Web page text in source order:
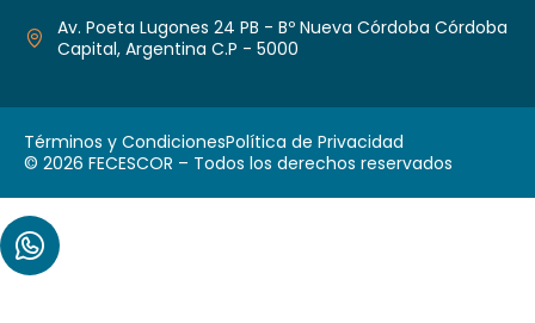
Av. Poeta Lugones 24 PB - Bº Nueva Córdoba Córdoba
Capital, Argentina C.P - 5000
© 2026 FECESCOR – Todos los derechos reservados
Términos y CondicionesPolítica de Privacidad